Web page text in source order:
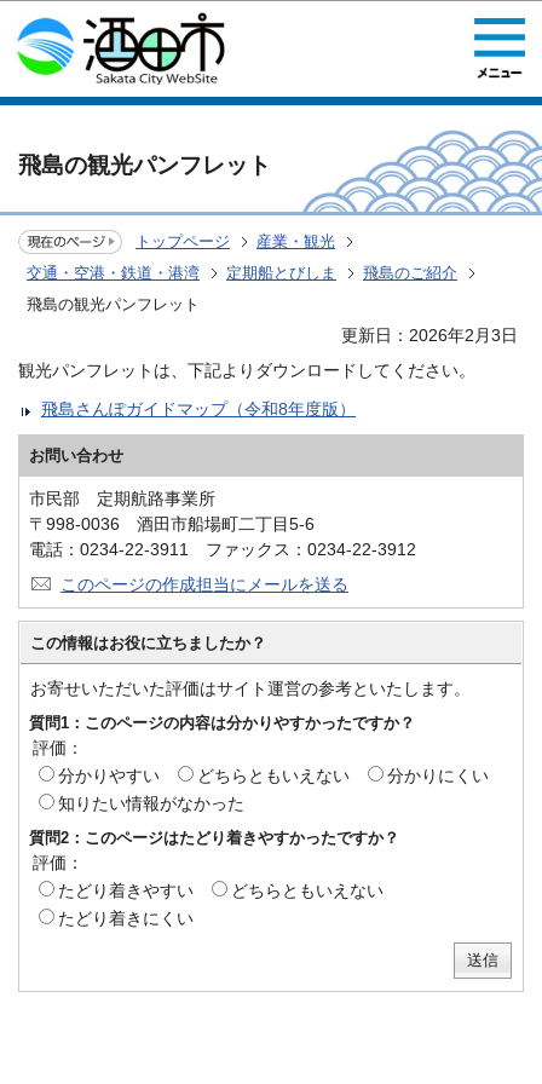
このページの本文へ移動
飛島の観光パンフレット
トップページ
産業・観光
交通・空港・鉄道・港湾
定期船とびしま
飛島のご紹介
飛島の観光パンフレット
更新日：2026年2月3日
観光パンフレットは、下記よりダウンロードしてください。
飛島さんぽガイドマップ（令和8年度版）
お問い合わせ
市民部 定期航路事業所
〒998-0036 酒田市船場町二丁目5-6
電話：0234-22-3911 ファックス：0234-22-3912
このページの作成担当にメールを送る
この情報はお役に立ちましたか？
お寄せいただいた評価はサイト運営の参考といたします。
質問1：このページの内容は分かりやすかったですか？
評価：
分かりやすい
どちらともいえない
分かりにくい
知りたい情報がなかった
質問2：このページはたどり着きやすかったですか？
評価：
たどり着きやすい
どちらともいえない
たどり着きにくい